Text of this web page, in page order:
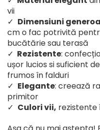
vii
✓ Dimensiuni
cm o fac potrivită
bucătărie sau terasă
✓ Rezistente:
ușor lucios si suficient
frumos în falduri
✓ Elegante: creează
primitor
✓ Culori vii, rezistente